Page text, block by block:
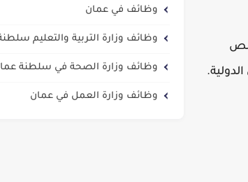
وظائف في عمان
وظائف وزارة التربية والتعليم
وظائف وزارة الصحة في سلطنة
وظائف وزارة العمل في عمان